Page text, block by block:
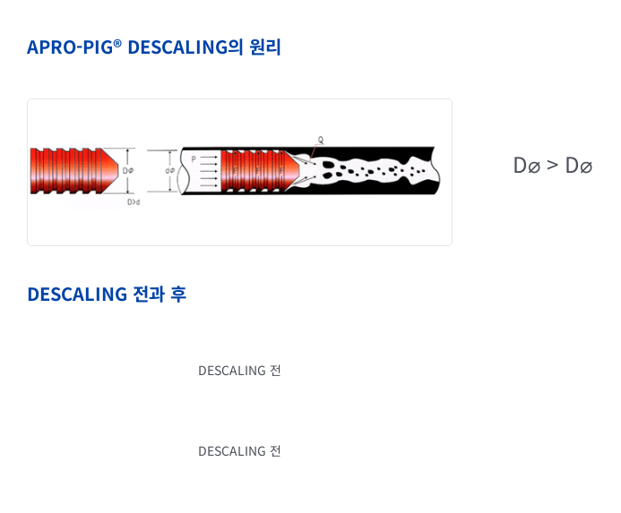
APRO-PIG® DESCALING의 원리
D⌀ > D⌀
DESCALING 전과 후
DESCALING 전
DESCALING 전